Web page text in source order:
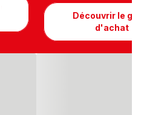
Découvrir le
d'achat